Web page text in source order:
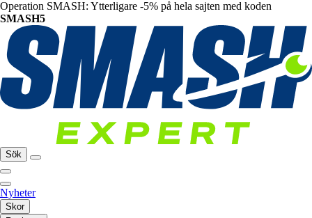
Operation SMASH: Ytterligare -5% på hela sajten med koden
SMASH5
Sök
Nyheter
Skor